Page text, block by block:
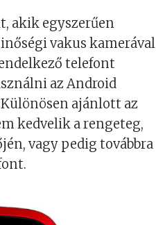
akik egyszerűen
vakus kamerával
telefont
az Android
ajánlott az
kedvelik a rengeteg,
vagy pedig továbbra